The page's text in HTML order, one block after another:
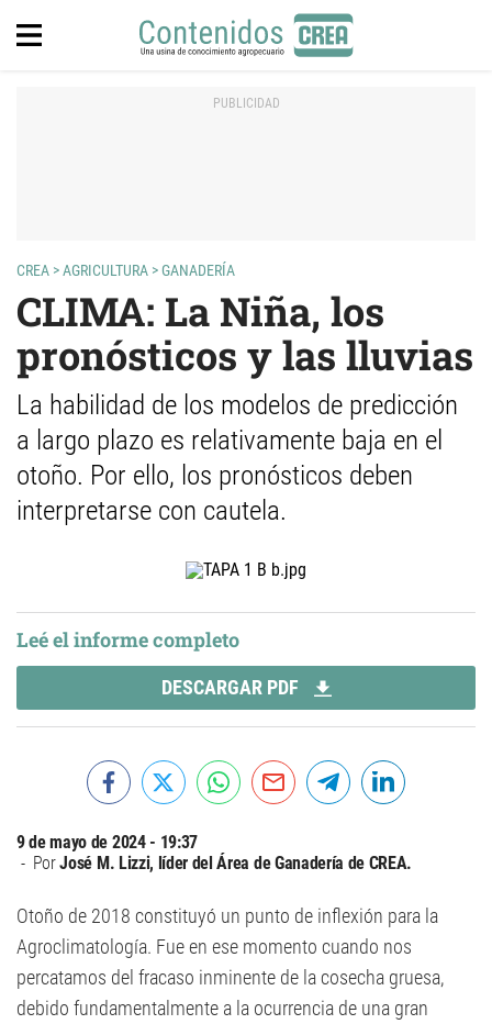
CREA >AGRICULTURA >GANADERÍA
CLIMA: La Niña, los
pronósticos y las lluvias
La habilidad de los modelos de predicción
a largo plazo es relativamente baja en el
otoño. Por ello, los pronósticos deben
interpretarse con cautela.
Leé el informe completo
DESCARGAR PDF
9 de mayo de 2024 - 19:37
PorJosé M. Lizzi, líder del Área de Ganadería de CREA.
Otoño de 2018 constituyó un punto de inflexión para la
Agroclimatología. Fue en ese momento cuando nos
percatamos del fracaso inminente de la cosecha gruesa,
debido fundamentalmente a la ocurrencia de una gran